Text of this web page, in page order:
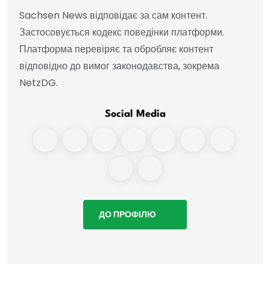
Sachsen News відповідає за сам контент.
Застосовується кодекс поведінки платформи.
Платформа перевіряє та обробляє контент
відповідно до вимог законодавства, зокрема
NetzDG.
Social Media
ДО ПРОФІЛЮ